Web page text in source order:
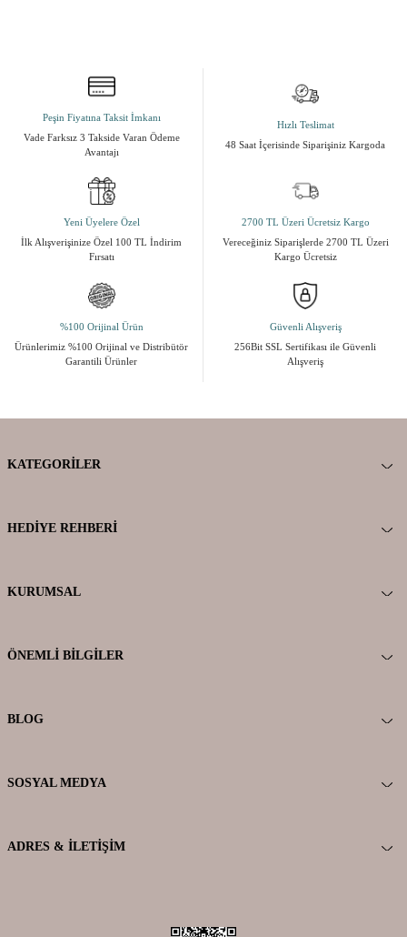
Peşin Fiyatına Taksit İmkanı
Vade Farksız 3 Takside Varan Ödeme
Avantajı
Hızlı Teslimat
48 Saat İçerisinde Siparişiniz Kargoda
Yeni Üyelere Özel
İlk Alışverişinize Özel 100 TL İndirim
Fırsatı
2700 TL Üzeri Ücretsiz Kargo
Vereceğiniz Siparişlerde 2700 TL Üzeri
Kargo Ücretsiz
%100 Orijinal Ürün
Ürünlerimiz %100 Orijinal ve Distribütör
Garantili Ürünler
Güvenli Alışveriş
256Bit SSL Sertifikası ile Güvenli
Alışveriş
KATEGORILER
HEDIYE REHBERI
KURUMSAL
ÖNEMLI BILGILER
BLOG
SOSYAL MEDYA
ADRES & İLETIŞIM